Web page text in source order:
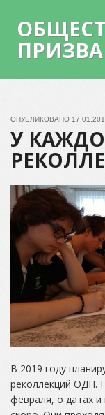
content
ОПУБЛИКОВАНО
У
В 2019 году
реколлекций ОДП.
февраля, о датах